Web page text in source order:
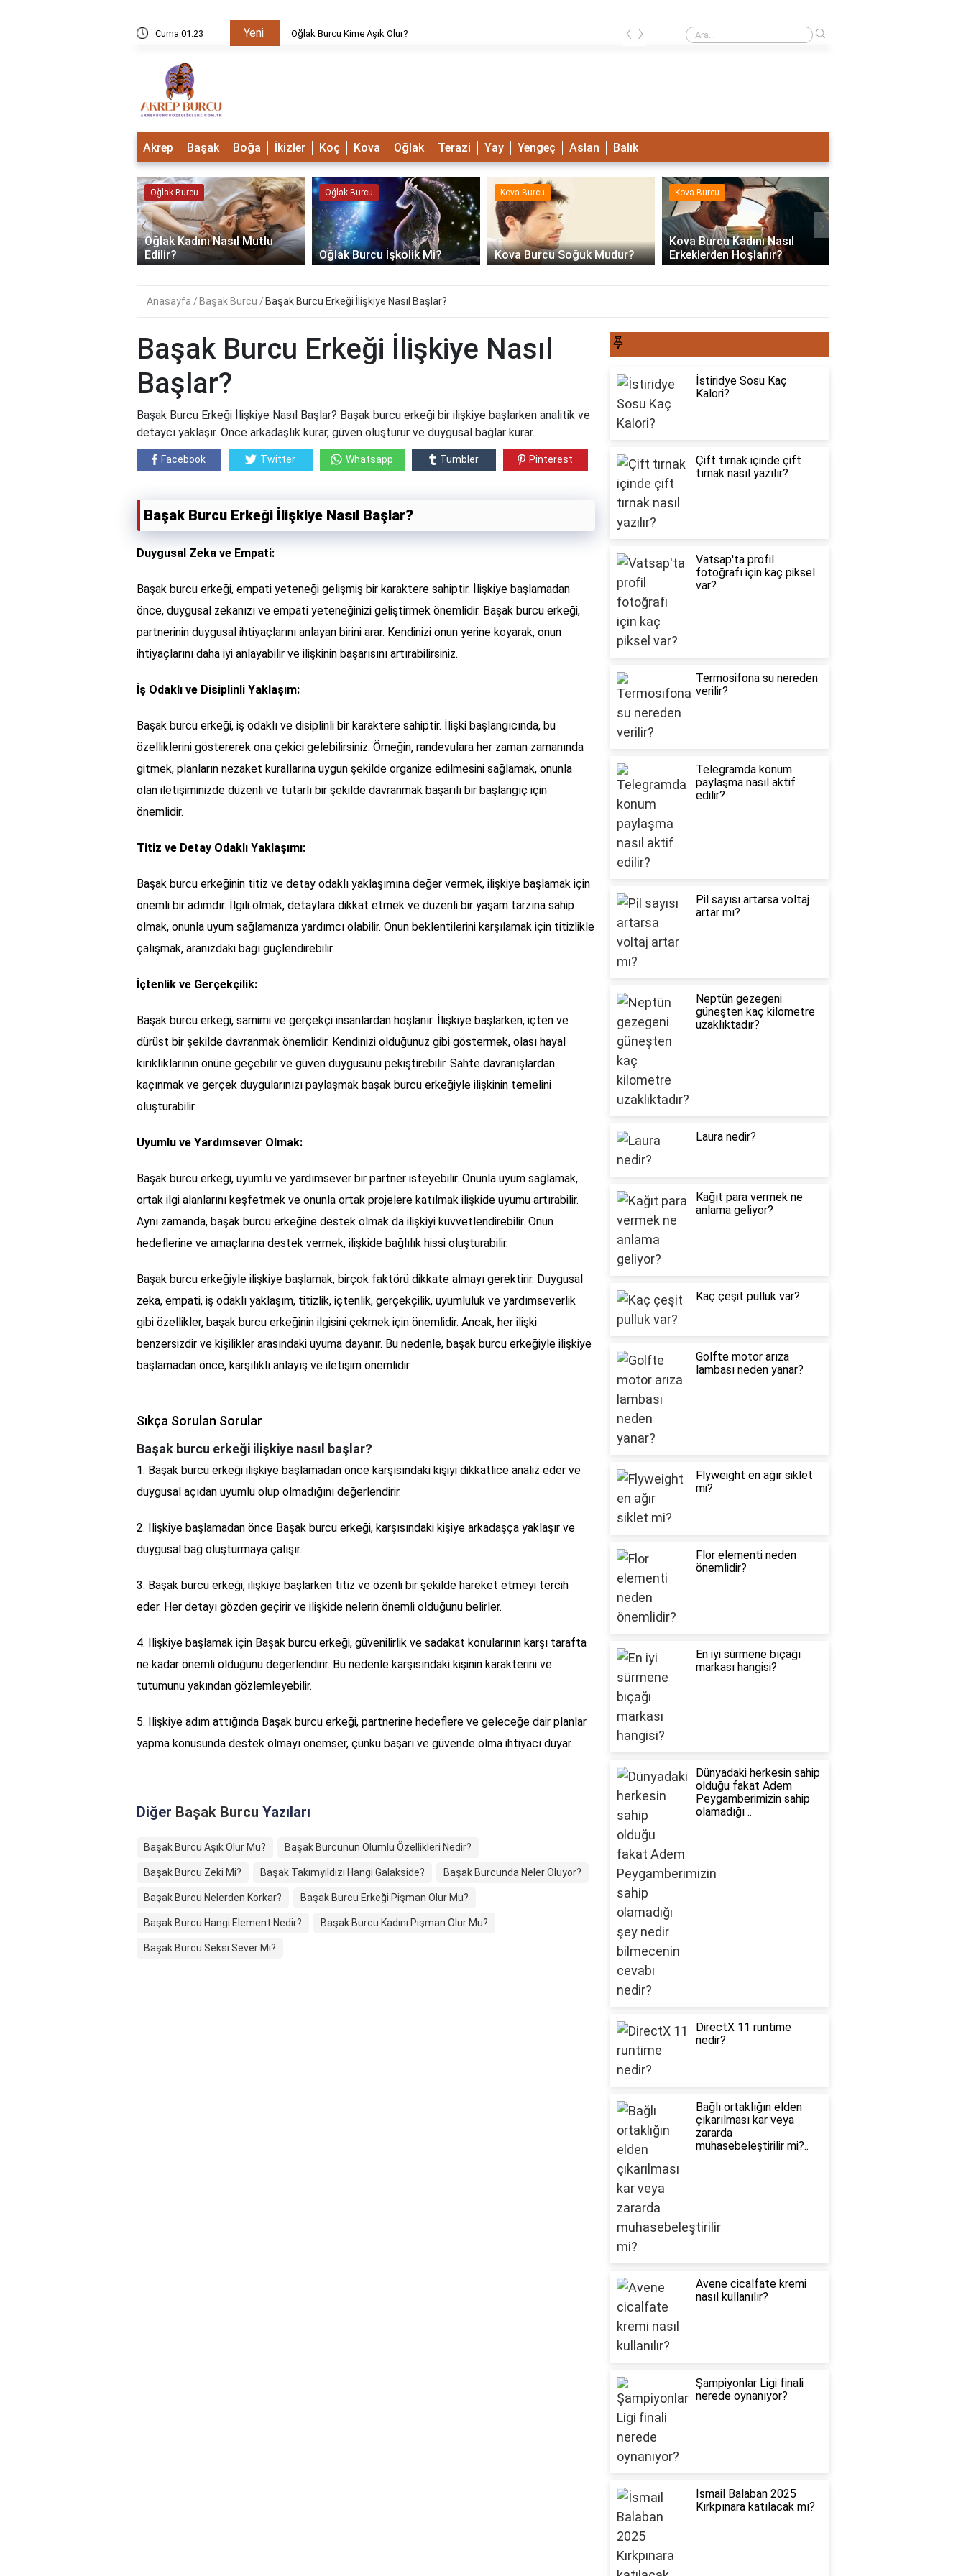
Cuma 01:23 Yeni Oğlak Burcu Kime Aşık Olur? Terazi Erkeği Nasıl Sevişir?
‹ ›
Akrep Başak Boğa İkizler Koç Kova Oğlak Terazi Yay Yengeç Aslan Balık
Oğlak Burcu
Oğlak Kadını Nasıl Mutlu
Edilir?
Oğlak Burcu
Oğlak Burcu İşkolik Mi?
Kova Burcu
Kova Burcu Soğuk Mudur?
Kova Burcu
Kova Burcu Kadını Nasıl
Erkeklerden Hoşlanır?
‹ ›
Anasayfa Başak Burcu Başak Burcu Erkeği İlişkiye Nasıl Başlar?
Başak Burcu Erkeği İlişkiye Nasıl
Başlar?
Başak Burcu Erkeği İlişkiye Nasıl Başlar? Başak burcu erkeği bir ilişkiye başlarken analitik ve
detaycı yaklaşır. Önce arkadaşlık kurar, güven oluşturur ve duygusal bağlar kurar.
Facebook Twitter Whatsapp Tumbler Pinterest
Başak Burcu Erkeği İlişkiye Nasıl Başlar?
Duygusal Zeka ve Empati:
Başak burcu erkeği, empati yeteneği gelişmiş bir karaktere sahiptir. İlişkiye başlamadan
önce, duygusal zekanızı ve empati yeteneğinizi geliştirmek önemlidir. Başak burcu erkeği,
partnerinin duygusal ihtiyaçlarını anlayan birini arar. Kendinizi onun yerine koyarak, onun
ihtiyaçlarını daha iyi anlayabilir ve ilişkinin başarısını artırabilirsiniz.
İş Odaklı ve Disiplinli Yaklaşım:
Başak burcu erkeği, iş odaklı ve disiplinli bir karaktere sahiptir. İlişki başlangıcında, bu
özelliklerini göstererek ona çekici gelebilirsiniz. Örneğin, randevulara her zaman zamanında
gitmek, planların nezaket kurallarına uygun şekilde organize edilmesini sağlamak, onunla
olan iletişiminizde düzenli ve tutarlı bir şekilde davranmak başarılı bir başlangıç için
önemlidir.
Titiz ve Detay Odaklı Yaklaşımı:
Başak burcu erkeğinin titiz ve detay odaklı yaklaşımına değer vermek, ilişkiye başlamak için
önemli bir adımdır. İlgili olmak, detaylara dikkat etmek ve düzenli bir yaşam tarzına sahip
olmak, onunla uyum sağlamanıza yardımcı olabilir. Onun beklentilerini karşılamak için titizlikle
çalışmak, aranızdaki bağı güçlendirebilir.
İçtenlik ve Gerçekçilik:
Başak burcu erkeği, samimi ve gerçekçi insanlardan hoşlanır. İlişkiye başlarken, içten ve
dürüst bir şekilde davranmak önemlidir. Kendinizi olduğunuz gibi göstermek, olası hayal
kırıklıklarının önüne geçebilir ve güven duygusunu pekiştirebilir. Sahte davranışlardan
kaçınmak ve gerçek duygularınızı paylaşmak başak burcu erkeğiyle ilişkinin temelini
oluşturabilir.
Uyumlu ve Yardımsever Olmak:
Başak burcu erkeği, uyumlu ve yardımsever bir partner isteyebilir. Onunla uyum sağlamak,
ortak ilgi alanlarını keşfetmek ve onunla ortak projelere katılmak ilişkide uyumu artırabilir.
Aynı zamanda, başak burcu erkeğine destek olmak da ilişkiyi kuvvetlendirebilir. Onun
hedeflerine ve amaçlarına destek vermek, ilişkide bağlılık hissi oluşturabilir.
Başak burcu erkeğiyle ilişkiye başlamak, birçok faktörü dikkate almayı gerektirir. Duygusal
zeka, empati, iş odaklı yaklaşım, titizlik, içtenlik, gerçekçilik, uyumluluk ve yardımseverlik
gibi özellikler, başak burcu erkeğinin ilgisini çekmek için önemlidir. Ancak, her ilişki
benzersizdir ve kişilikler arasındaki uyuma dayanır. Bu nedenle, başak burcu erkeğiyle ilişkiye
başlamadan önce, karşılıklı anlayış ve iletişim önemlidir.
Sıkça Sorulan Sorular
Başak burcu erkeği ilişkiye nasıl başlar?
1. Başak burcu erkeği ilişkiye başlamadan önce karşısındaki kişiyi dikkatlice analiz eder ve
duygusal açıdan uyumlu olup olmadığını değerlendirir.
2. İlişkiye başlamadan önce Başak burcu erkeği, karşısındaki kişiye arkadaşça yaklaşır ve
duygusal bağ oluşturmaya çalışır.
3. Başak burcu erkeği, ilişkiye başlarken titiz ve özenli bir şekilde hareket etmeyi tercih
eder. Her detayı gözden geçirir ve ilişkide nelerin önemli olduğunu belirler.
4. İlişkiye başlamak için Başak burcu erkeği, güvenilirlik ve sadakat konularının karşı tarafta
ne kadar önemli olduğunu değerlendirir. Bu nedenle karşısındaki kişinin karakterini ve
tutumunu yakından gözlemleyebilir.
5. İlişkiye adım attığında Başak burcu erkeği, partnerine hedeflere ve geleceğe dair planlar
yapma konusunda destek olmayı önemser, çünkü başarı ve güvende olma ihtiyacı duyar.
Diğer Başak Burcu Yazıları
Başak Burcu Aşık Olur Mu? Başak Burcunun Olumlu Özellikleri Nedir?
Başak Burcu Zeki Mi? Başak Takımyıldızı Hangi Galakside? Başak Burcunda Neler Oluyor?
Başak Burcu Nelerden Korkar? Başak Burcu Erkeği Pişman Olur Mu?
Başak Burcu Hangi Element Nedir? Başak Burcu Kadını Pişman Olur Mu?
Başak Burcu Seksi Sever Mi?
İstiridye Sosu Kaç
Kalori?
Çift tırnak içinde çift
tırnak nasıl yazılır?
Vatsap'ta profil
fotoğrafı için kaç piksel
var?
Termosifona su nereden
verilir?
Telegramda konum
paylaşma nasıl aktif
edilir?
Pil sayısı artarsa voltaj
artar mı?
Neptün gezegeni
güneşten kaç kilometre
uzaklıktadır?
Laura nedir?
Kağıt para vermek ne
anlama geliyor?
Kaç çeşit pulluk var?
Golfte motor arıza
lambası neden yanar?
Flyweight en ağır siklet
mi?
Flor elementi neden
önemlidir?
En iyi sürmene bıçağı
markası hangisi?
Dünyadaki herkesin sahip
olduğu fakat Adem
Peygamberimizin sahip
olamadığı ..
DirectX 11 runtime
nedir?
Bağlı ortaklığın elden
çıkarılması kar veya
zararda
muhasebeleştirilir mi?..
Avene cicalfate kremi
nasıl kullanılır?
Şampiyonlar Ligi finali
nerede oynanıyor?
İsmail Balaban 2025
Kırkpınara katılacak mı?